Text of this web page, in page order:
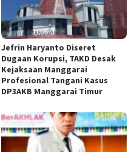
Jefrin Haryanto Diseret
Dugaan Korupsi, TAKD Desak
Kejaksaan Manggarai
Profesional Tangani Kasus
DP3AKB Manggarai Timur